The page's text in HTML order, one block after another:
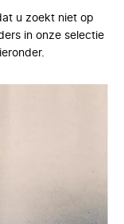
u zoekt niet op
in onze selectie